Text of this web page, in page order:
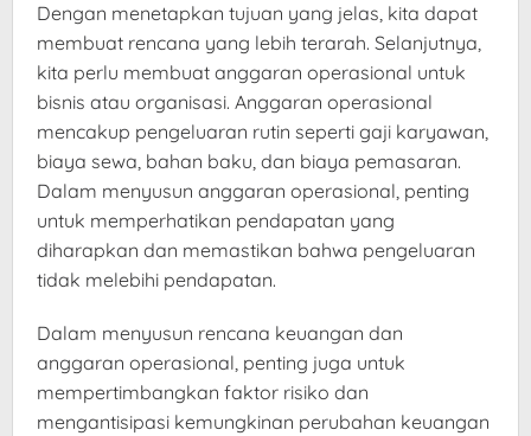
Dengan menetapkan tujuan yang jelas, kita dapat
membuat rencana yang lebih terarah. Selanjutnya,
kita perlu membuat anggaran operasional untuk
bisnis atau organisasi. Anggaran operasional
mencakup pengeluaran rutin seperti gaji karyawan,
biaya sewa, bahan baku, dan biaya pemasaran.
Dalam menyusun anggaran operasional, penting
untuk memperhatikan pendapatan yang
diharapkan dan memastikan bahwa pengeluaran
tidak melebihi pendapatan.
Dalam menyusun rencana keuangan dan
anggaran operasional, penting juga untuk
mempertimbangkan faktor risiko dan
mengantisipasi kemungkinan perubahan keuangan